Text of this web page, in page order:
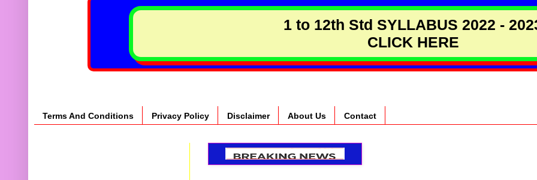
1 to 12th Std SYLLABUS 2022 -
CLICK HERE
Terms And Conditions Privacy Policy Disclaimer About Us Contact